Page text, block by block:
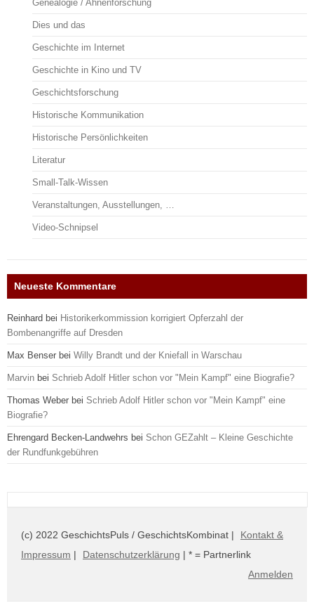
Genealogie / Ahnenforschung
Dies und das
Geschichte im Internet
Geschichte in Kino und TV
Geschichtsforschung
Historische Kommunikation
Historische Persönlichkeiten
Literatur
Small-Talk-Wissen
Veranstaltungen, Ausstellungen, …
Video-Schnipsel
Neueste Kommentare
Reinhard bei Historikerkommission korrigiert Opferzahl der
Bombenangriffe auf Dresden
Max Benser bei Willy Brandt und der Kniefall in Warschau
Marvin bei Schrieb Adolf Hitler schon vor "Mein Kampf" eine Biografie?
Thomas Weber bei Schrieb Adolf Hitler schon vor "Mein Kampf" eine
Biografie?
Ehrengard Becken-Landwehrs bei Schon GEZahlt – Kleine Geschichte
der Rundfunkgebühren
(c) 2022 GeschichtsPuls / GeschichtsKombinat |
Kontakt &
Impressum | Datenschutzerklärung | * = Partnerlink
Anmelden